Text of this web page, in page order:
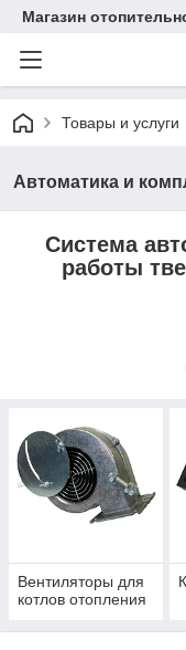
Магазин
Товары и услуги
Автоматика и
Система
работы
удобный и
облегчить
учитывает
выключает
датчики
Вентиляторы для
котлов отопления